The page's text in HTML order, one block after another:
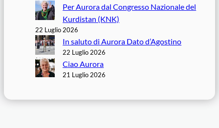
Per Aurora dal Congresso Nazionale del
Kurdistan (KNK)
22 Luglio 2026
In saluto di Aurora Dato d’Agostino
22 Luglio 2026
Ciao Aurora
21 Luglio 2026